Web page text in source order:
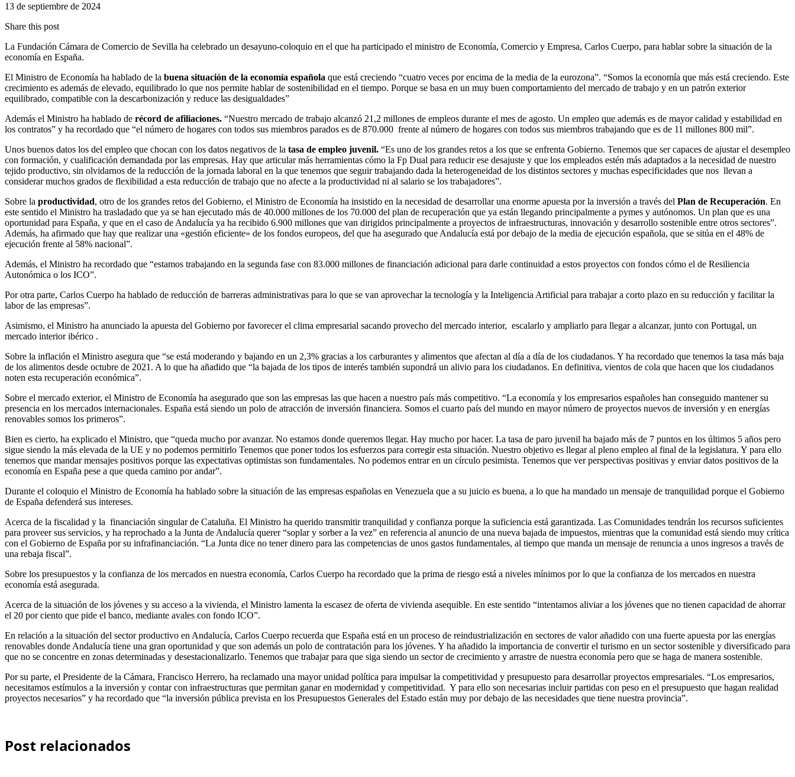
13 de septiembre de 2024
Share this post
La Fundación Cámara de Comercio de Sevilla ha celebrado un desayuno-coloquio en el que ha participado el ministro de Economía, Comercio y Empresa, Carlos Cuerpo, para hablar sobre la situación de la
economía en España.
El Ministro de Economía ha hablado de la buena situación de la economía española que está creciendo “cuatro veces por encima de la media de la eurozona”. “Somos la economía que más está creciendo. Este
crecimiento es además de elevado, equilibrado lo que nos permite hablar de sostenibilidad en el tiempo. Porque se basa en un muy buen comportamiento del mercado de trabajo y en un patrón exterior
equilibrado, compatible con la descarbonización y reduce las desigualdades”
Además el Ministro ha hablado de récord de afiliaciones. “Nuestro mercado de trabajo alcanzó 21,2 millones de empleos durante el mes de agosto. Un empleo que además es de mayor calidad y estabilidad en
los contratos” y ha recordado que “el número de hogares con todos sus miembros parados es de 870.000 frente al número de hogares con todos sus miembros trabajando que es de 11 millones 800 mil”.
Unos buenos datos los del empleo que chocan con los datos negativos de la tasa de empleo juvenil. “Es uno de los grandes retos a los que se enfrenta Gobierno. Tenemos que ser capaces de ajustar el desempleo
con formación, y cualificación demandada por las empresas. Hay que articular más herramientas cómo la Fp Dual para reducir ese desajuste y que los empleados estén más adaptados a la necesidad de nuestro
tejido productivo, sin olvidarnos de la reducción de la jornada laboral en la que tenemos que seguir trabajando dada la heterogeneidad de los distintos sectores y muchas especificidades que nos llevan a
considerar muchos grados de flexibilidad a esta reducción de trabajo que no afecte a la productividad ni al salario se los trabajadores”.
Sobre la productividad, otro de los grandes retos del Gobierno, el Ministro de Economía ha insistido en la necesidad de desarrollar una enorme apuesta por la inversión a través del Plan de Recuperación. En
este sentido el Ministro ha trasladado que ya se han ejecutado más de 40.000 millones de los 70.000 del plan de recuperación que ya están llegando principalmente a pymes y autónomos. Un plan que es una
oportunidad para España, y que en el caso de Andalucía ya ha recibido 6.900 millones que van dirigidos principalmente a proyectos de infraestructuras, innovación y desarrollo sostenible entre otros sectores”.
Además, ha afirmado que hay que realizar una «gestión eficiente» de los fondos europeos, del que ha asegurado que Andalucía está por debajo de la media de ejecución española, que se sitúa en el 48% de
ejecución frente al 58% nacional”.
Además, el Ministro ha recordado que “estamos trabajando en la segunda fase con 83.000 millones de financiación adicional para darle continuidad a estos proyectos con fondos cómo el de Resiliencia
Autonómica o los ICO”.
Por otra parte, Carlos Cuerpo ha hablado de reducción de barreras administrativas para lo que se van aprovechar la tecnología y la Inteligencia Artificial para trabajar a corto plazo en su reducción y facilitar la
labor de las empresas”.
Asimismo, el Ministro ha anunciado la apuesta del Gobierno por favorecer el clima empresarial sacando provecho del mercado interior, escalarlo y ampliarlo para llegar a alcanzar, junto con Portugal, un
mercado interior ibérico .
Sobre la inflación el Ministro asegura que “se está moderando y bajando en un 2,3% gracias a los carburantes y alimentos que afectan al día a día de los ciudadanos. Y ha recordado que tenemos la tasa más baja
de los alimentos desde octubre de 2021. A lo que ha añadido que “la bajada de los tipos de interés también supondrá un alivio para los ciudadanos. En definitiva, vientos de cola que hacen que los ciudadanos
noten esta recuperación económica”.
Sobre el mercado exterior, el Ministro de Economía ha asegurado que son las empresas las que hacen a nuestro país más competitivo. “La economía y los empresarios españoles han conseguido mantener su
presencia en los mercados internacionales. España está siendo un polo de atracción de inversión financiera. Somos el cuarto país del mundo en mayor número de proyectos nuevos de inversión y en energías
renovables somos los primeros”.
Bien es cierto, ha explicado el Ministro, que “queda mucho por avanzar. No estamos donde queremos llegar. Hay mucho por hacer. La tasa de paro juvenil ha bajado más de 7 puntos en los últimos 5 años pero
sigue siendo la más elevada de la UE y no podemos permitirlo Tenemos que poner todos los esfuerzos para corregir esta situación. Nuestro objetivo es llegar al pleno empleo al final de la legislatura. Y para ello
tenemos que mandar mensajes positivos porque las expectativas optimistas son fundamentales. No podemos entrar en un círculo pesimista. Tenemos que ver perspectivas positivas y enviar datos positivos de la
economía en España pese a que queda camino por andar”.
Durante el coloquio el Ministro de Economía ha hablado sobre la situación de las empresas españolas en Venezuela que a su juicio es buena, a lo que ha mandado un mensaje de tranquilidad porque el Gobierno
de España defenderá sus intereses.
Acerca de la fiscalidad y la financiación singular de Cataluña. El Ministro ha querido transmitir tranquilidad y confianza porque la suficiencia está garantizada. Las Comunidades tendrán los recursos suficientes
para proveer sus servicios, y ha reprochado a la Junta de Andalucía querer “soplar y sorber a la vez” en referencia al anuncio de una nueva bajada de impuestos, mientras que la comunidad está siendo muy crítica
con el Gobierno de España por su infrafinanciación. “La Junta dice no tener dinero para las competencias de unos gastos fundamentales, al tiempo que manda un mensaje de renuncia a unos ingresos a través de
una rebaja fiscal”.
Sobre los presupuestos y la confianza de los mercados en nuestra economía, Carlos Cuerpo ha recordado que la prima de riesgo está a niveles mínimos por lo que la confianza de los mercados en nuestra
economía está asegurada.
Acerca de la situación de los jóvenes y su acceso a la vivienda, el Ministro lamenta la escasez de oferta de vivienda asequible. En este sentido “intentamos aliviar a los jóvenes que no tienen capacidad de ahorrar
el 20 por ciento que pide el banco, mediante avales con fondo ICO”.
En relación a la situación del sector productivo en Andalucía, Carlos Cuerpo recuerda que España está en un proceso de reindustrialización en sectores de valor añadido con una fuerte apuesta por las energías
renovables donde Andalucía tiene una gran oportunidad y que son además un polo de contratación para los jóvenes. Y ha añadido la importancia de convertir el turismo en un sector sostenible y diversificado para
que no se concentre en zonas determinadas y desestacionalizarlo. Tenemos que trabajar para que siga siendo un sector de crecimiento y arrastre de nuestra economía pero que se haga de manera sostenible.
Por su parte, el Presidente de la Cámara, Francisco Herrero, ha reclamado una mayor unidad política para impulsar la competitividad y presupuesto para desarrollar proyectos empresariales. “Los empresarios,
necesitamos estímulos a la inversión y contar con infraestructuras que permitan ganar en modernidad y competitividad. Y para ello son necesarias incluir partidas con peso en el presupuesto que hagan realidad
proyectos necesarios” y ha recordado que “la inversión pública prevista en los Presupuestos Generales del Estado están muy por debajo de las necesidades que tiene nuestra provincia”.
Post relacionados